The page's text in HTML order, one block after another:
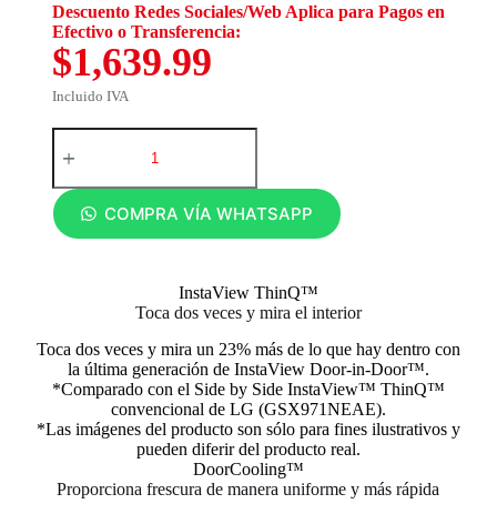
Descuento Redes Sociales/Web Aplica para Pagos en
Efectivo o Transferencia:
$1,639.99
Incluido IVA
COMPRA VÍA WHATSAPP
InstaView ThinQ™
Toca dos veces y mira el interior
Toca dos veces y mira un 23% más de lo que hay dentro con
la última generación de InstaView Door-in-Door™.
*Comparado con el Side by Side InstaView™ ThinQ™
convencional de LG (GSX971NEAE).
*Las imágenes del producto son sólo para fines ilustrativos y
pueden diferir del producto real.
DoorCooling™
Proporciona frescura de manera uniforme y más rápida